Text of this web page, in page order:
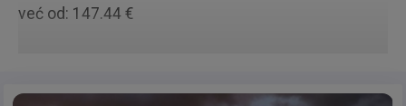
već od: 147.44 €